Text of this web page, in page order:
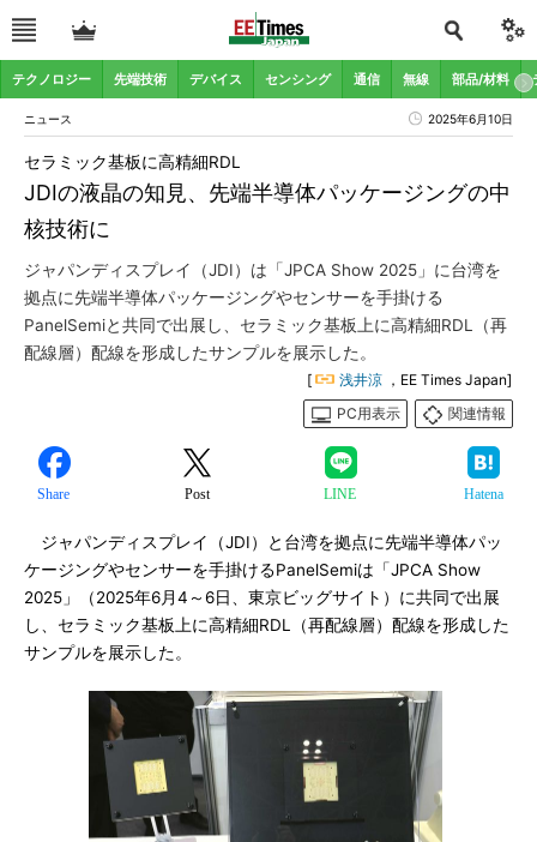
テクノロジー 先端技術 デバイス センシング 通信 無線 部品/材料
ニュース 2025年6月10日
JDIの液晶の知見、先端半導体パッケージングの中
核技術に
セラミック基板に高精細RDL
ジャパンディスプレイ（JDI）は「JPCA Show 2025」に台湾を
拠点に先端半導体パッケージングやセンサーを手掛ける
PanelSemiと共同で出展し、セラミック基板上に高精細RDL（再
配線層）配線を形成したサンプルを展示した。
[ 浅井涼 ，EE Times Japan]
PC用表示
関連情報
Share Post LINE Hatena
ジャパンディスプレイ（JDI）と台湾を拠点に先端半導体パッ
ケージングやセンサーを手掛けるPanelSemiは「JPCA Show
2025」（2025年6月4～6日、東京ビッグサイト）に共同で出展
し、セラミック基板上に高精細RDL（再配線層）配線を形成した
サンプルを展示した。